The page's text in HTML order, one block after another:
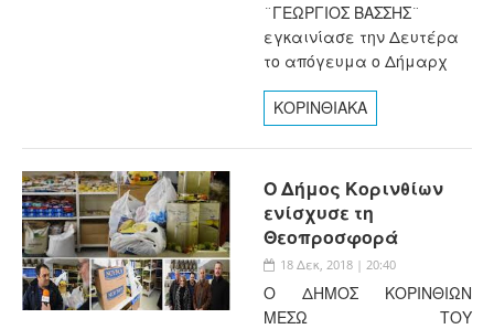
¨ΓΕΩΡΓΙΟΣ ΒΑΣΣΗΣ¨
εγκαινίασε την Δευτέρα
το απόγευμα ο Δήμαρχ
ΚΟΡΙΝΘΙΑΚΑ
Ο Δήμος Κορινθίων
ενίσχυσε τη
Θεοπροσφορά
18 Δεκ, 2018 | 20:40
Ο ΔΗΜΟΣ ΚΟΡΙΝΘΙΩΝ
ΜΕΣΩ ΤΟΥ